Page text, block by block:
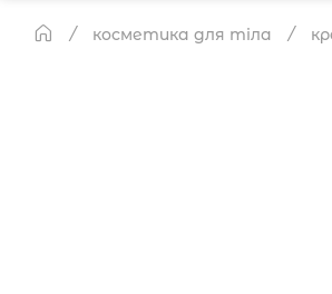
косметика для тіла